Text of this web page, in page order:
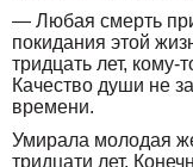
— Любая смерть
покидания этой
тридцать лет,
Качество души не
времени.
Умирала молодая
тридцати лет.